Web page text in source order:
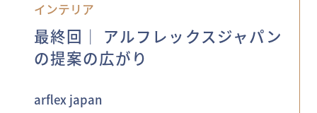
インテリア
最終回│ アルフレックスジャパン
の提案の広がり
arflex japan